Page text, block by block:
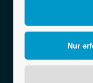
Pick-by-Light-
kompliziert
Anbindung –